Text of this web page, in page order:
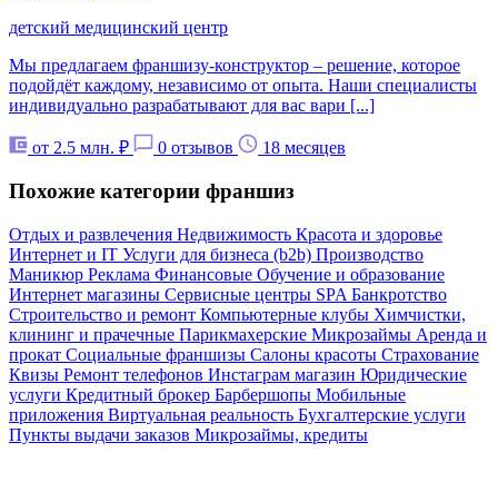
детский медицинский центр
Мы предлагаем франшизу-конструктор – решение, которое
подойдёт каждому, независимо от опыта. Наши специалисты
индивидуально разрабатывают для вас вари [...]
от 2.5 млн. ₽ 0 отзывов 18 месяцев
Похожие категории франшиз
Отдых и развлечения Недвижимость Красота и здоровье
Интернет и IT Услуги для бизнеса (b2b) Производство
Маникюр Реклама Финансовые Обучение и образование
Интернет магазины Сервисные центры SPA Банкротство
Строительство и ремонт Компьютерные клубы Химчистки,
клининг и прачечные Парикмахерские Микрозаймы Аренда и
прокат Социальные франшизы Салоны красоты Страхование
Квизы Ремонт телефонов Инстаграм магазин Юридические
услуги Кредитный брокер Барбершопы Мобильные
приложения Виртуальная реальность Бухгалтерские услуги
Пункты выдачи заказов Микрозаймы, кредиты